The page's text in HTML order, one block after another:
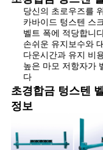
PRIVACY
POLICY
당신의 초로우즈를
카바이드 텅스텐 스
벨트 폭에 적당합니
손쉬운 유지보수와
다운시간과 유지 비
높은 마모 저항자가
다
초경합금 텅스텐
정보